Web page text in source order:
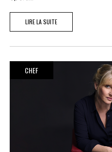
LIRE LA SUITE
CHEF